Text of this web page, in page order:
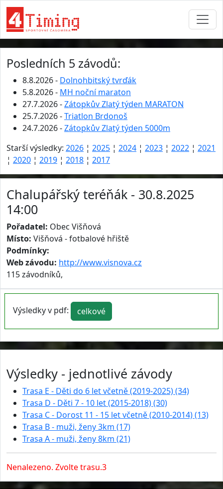
Posledních 5 závodů:
8.8.2026 - Dolnohbitský tvrďák
5.8.2026 - MH noční maraton
27.7.2026 -Zátopkův Zlatý týden MARATON
25.7.2026 -Triatlon Brdonoš
24.7.2026 -Zátopkův Zlatý týden 5000m
Starší výsledky: 2026 ¦ 2025 ¦ 2024 ¦ 2023 ¦ 2022 ¦ 2021
¦ 2020 ¦ 2019 ¦ 2018 ¦ 2017
Chalupářský teréňák - 30.8.2025
14:00
Pořadatel: Obec Višňová
Místo: Višňová - fotbalové hřiště
Podmínky:
Web závodu: http://www.visnova.cz
115 závodníků,
Výsledky v pdf: celkové
Výsledky - jednotlivé závody
Trasa E - Děti do 6 let včetně (2019-2025) (34)
Trasa D - Děti 7 - 10 let (2015-2018) (30)
Trasa C - Dorost 11 - 15 let včetně (2010-2014) (13)
Trasa B - muži, ženy 3km (17)
Trasa A - muži, ženy 8km (21)
Nenalezeno. Zvolte trasu.3